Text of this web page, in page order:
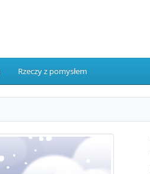
Rzeczy z pomysłem